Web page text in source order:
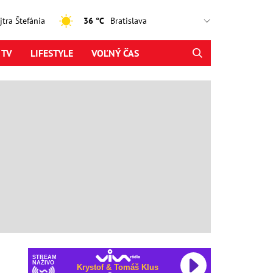
Štefánia 36 °C
LIFESTYLE VOĽNÝ ČAS
STREAM
NAŽIVO
Krystof & Tomáš Klus